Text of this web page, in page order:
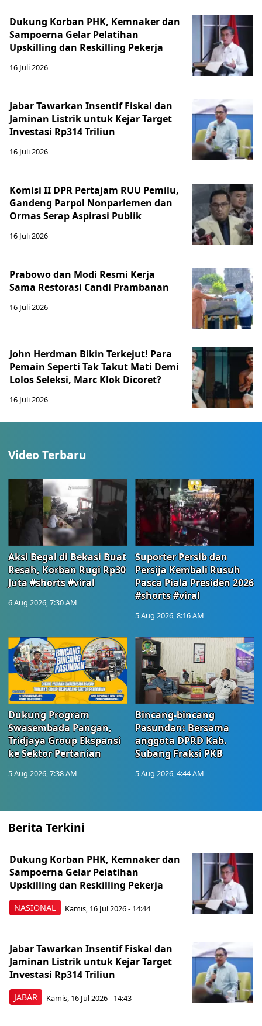
Dukung Korban PHK, Kemnaker dan
Sampoerna Gelar Pelatihan
Upskilling dan Reskilling Pekerja
16 Juli 2026
Jabar Tawarkan Insentif Fiskal dan
Jaminan Listrik untuk Kejar Target
Investasi Rp314 Triliun
16 Juli 2026
Komisi II DPR Pertajam RUU Pemilu,
Gandeng Parpol Nonparlemen dan
Ormas Serap Aspirasi Publik
16 Juli 2026
Prabowo dan Modi Resmi Kerja
Sama Restorasi Candi Prambanan
16 Juli 2026
John Herdman Bikin Terkejut! Para
Pemain Seperti Tak Takut Mati Demi
Lolos Seleksi, Marc Klok Dicoret?
16 Juli 2026
Video Terbaru
Aksi Begal di Bekasi Buat
Resah, Korban Rugi Rp30
Juta #shorts #viral
6 Aug 2026, 7:30 AM
Suporter Persib dan
Persija Kembali Rusuh
Pasca Piala Presiden 2026
#shorts #viral
5 Aug 2026, 8:16 AM
Dukung Program
Swasembada Pangan,
Tridjaya Group Ekspansi
ke Sektor Pertanian
5 Aug 2026, 7:38 AM
Bincang-bincang
Pasundan: Bersama
anggota DPRD Kab.
Subang Fraksi PKB
5 Aug 2026, 4:44 AM
Berita Terkini
NASIONAL
Dukung Korban PHK, Kemnaker dan
Sampoerna Gelar Pelatihan
Upskilling dan Reskilling Pekerja
Kamis, 16 Jul 2026 - 14:44
JABAR
Jabar Tawarkan Insentif Fiskal dan
Jaminan Listrik untuk Kejar Target
Investasi Rp314 Triliun
Kamis, 16 Jul 2026 - 14:43